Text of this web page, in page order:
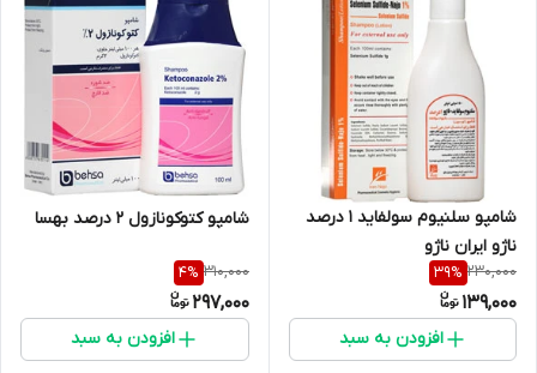
شامپو سلنیوم سولفاید 1 درصد
ناژو ایران ناژو
230,000
39%
139,000
افزودن به سبد
شامپو کتوکونازول 2 درصد بهسا
310,000
4%
297,000
افزودن به سبد